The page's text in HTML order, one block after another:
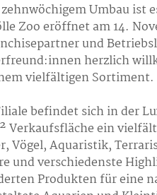
Umbau ist
Zoo eröffnet am 14.
und
herzlich
vielfältigen Sortiment.
befindet sich in der
Verkaufsfläche ein
Vögel, Aquaristik,
und verschiedenste
Produkten für eine